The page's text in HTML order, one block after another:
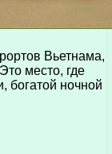
Вьетнама,
место, где
богатой ночной